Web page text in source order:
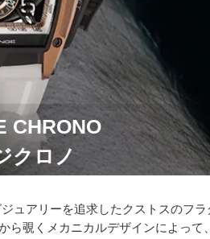
CHRONO
クロノ
ュアリーを追求したクストスのフ
覗くメカニカルデザインによって